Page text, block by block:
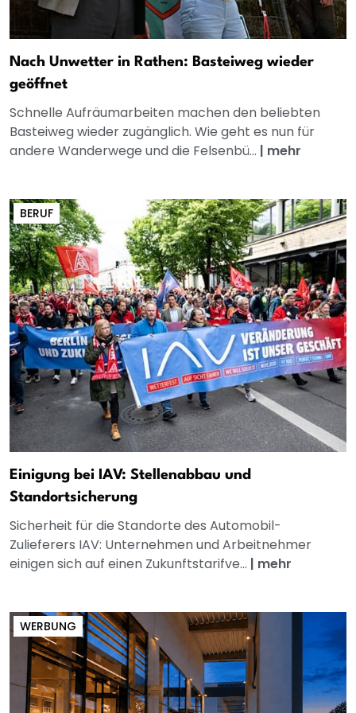
Nach Unwetter in Rathen: Basteiweg wieder
geöffnet
Schnelle Aufräumarbeiten machen den beliebten
Basteiweg wieder zugänglich. Wie geht es nun für
andere Wanderwege und die Felsenbü... | mehr
BERUF
Einigung bei IAV: Stellenabbau und
Standortsicherung
Sicherheit für die Standorte des Automobil-
Zulieferers IAV: Unternehmen und Arbeitnehmer
einigen sich auf einen Zukunftstarifve... | mehr
WERBUNG